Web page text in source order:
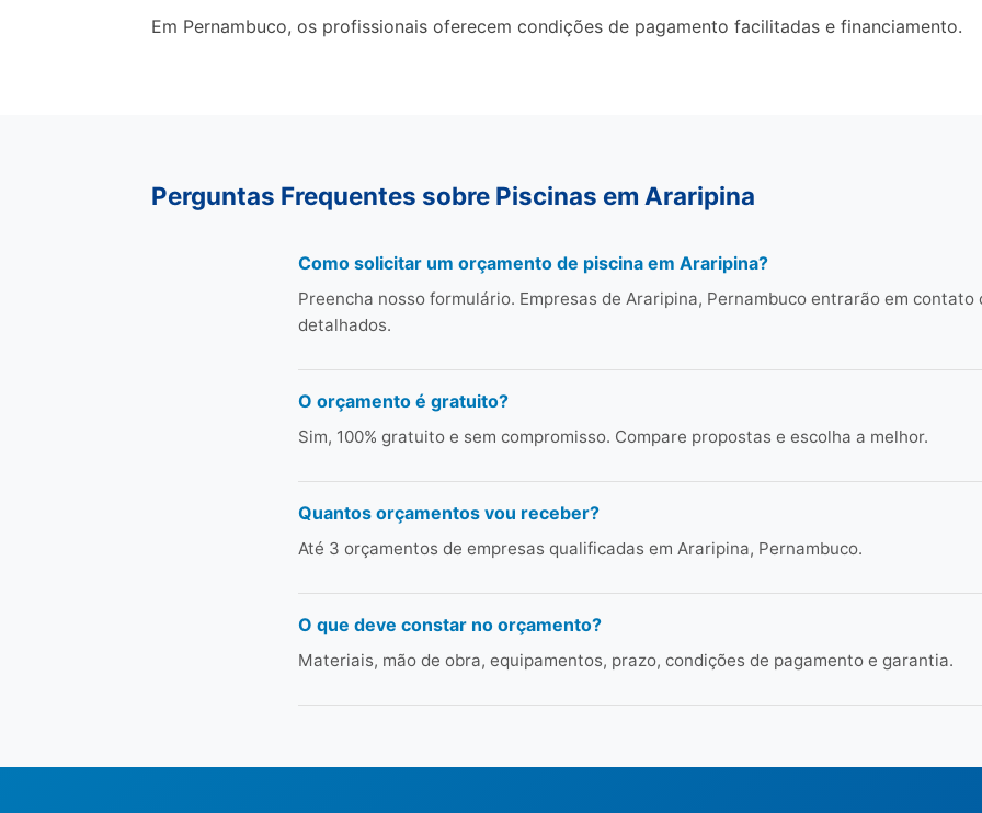
Em Pernambuco, os profissionais oferecem condições de pagamento facilitadas e financiamento.
Perguntas Frequentes sobre Piscinas em Araripina
Como solicitar um orçamento de piscina em Araripina?
Preencha nosso formulário. Empresas de Araripina, Pernambuco entrarão em contato
detalhados.
O orçamento é gratuito?
Sim, 100% gratuito e sem compromisso. Compare propostas e escolha a melhor.
Quantos orçamentos vou receber?
Até 3 orçamentos de empresas qualificadas em Araripina, Pernambuco.
O que deve constar no orçamento?
Materiais, mão de obra, equipamentos, prazo, condições de pagamento e garantia.